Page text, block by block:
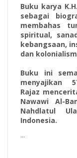
Buku karya
sebagai
membahas
spiritual,
kebangsaan,
dan
Buku ini
menyajikan
Rajaz
Nawawi Al-
Nahdlatul
Indonesia.
...